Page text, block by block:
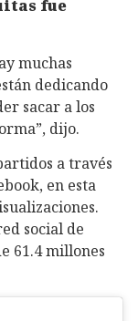
fue
muchas
dedicando
sacar a los
dijo.
a través
en esta
social de
61.4 millones